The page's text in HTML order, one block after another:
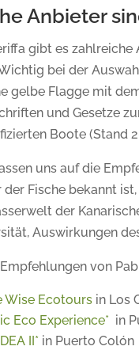
Anbieter
gibt es
bei der
gelbe Flagge mit
und Gesetze
Boote (Stand
uns auf die
der Fische bekannt
der
Auswirkungen
von
Wise Ecotours in Los
Eco Experience* in
II* in Puerto Colón